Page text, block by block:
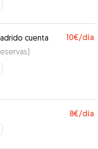
cuenta 10€/día
)
8€/día